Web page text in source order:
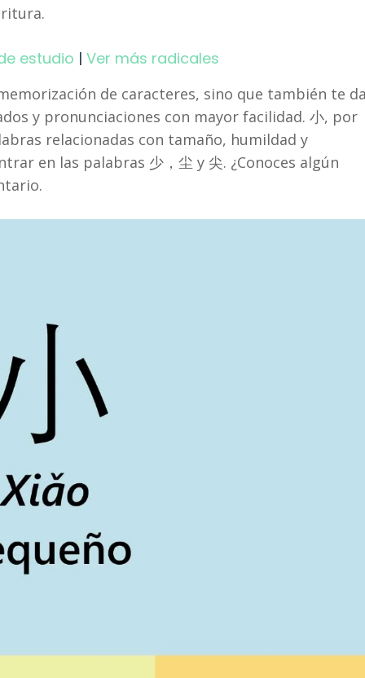
estudio | Ver más radicales
de caracteres, sino que también te
y pronunciaciones con mayor facilidad. 小, por
relacionadas con tamaño, humildad y
en las palabras 少，尘 y 尖. ¿Conoces algún